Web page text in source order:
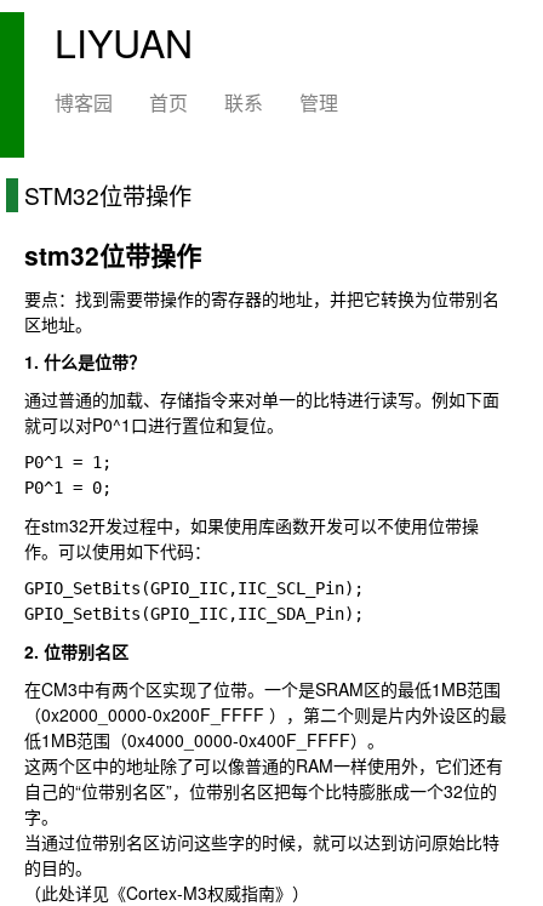
LIYUAN
博客园 首页 联系 管理
STM32位带操作
stm32位带操作
要点：找到需要带操作的寄存器的地址，并把它转换为位带别名
区地址。
1. 什么是位带？
通过普通的加载、存储指令来对单一的比特进行读写。例如下面
就可以对P0^1口进行置位和复位。
P0^1 = 1;
在stm32开发过程中，如果使用库函数开发可以不使用位带操
作。可以使用如下代码：
GPIO_SetBits(GPIO_IIC,IIC_SCL_Pin);
2. 位带别名区
在CM3中有两个区实现了位带。一个是SRAM区的最低1MB范围
（0x2000_0000‐0x200F_FFFF ），第二个则是片内外设区的最
低1MB范围（0x4000_0000‐0x400F_FFFF）。
这两个区中的地址除了可以像普通的RAM一样使用外，它们还有
自己的“位带别名区”，位带别名区把每个比特膨胀成一个32位的
字。
当通过位带别名区访问这些字的时候，就可以达到访问原始比特
的目的。
（此处详见《Cortex-M3权威指南》）